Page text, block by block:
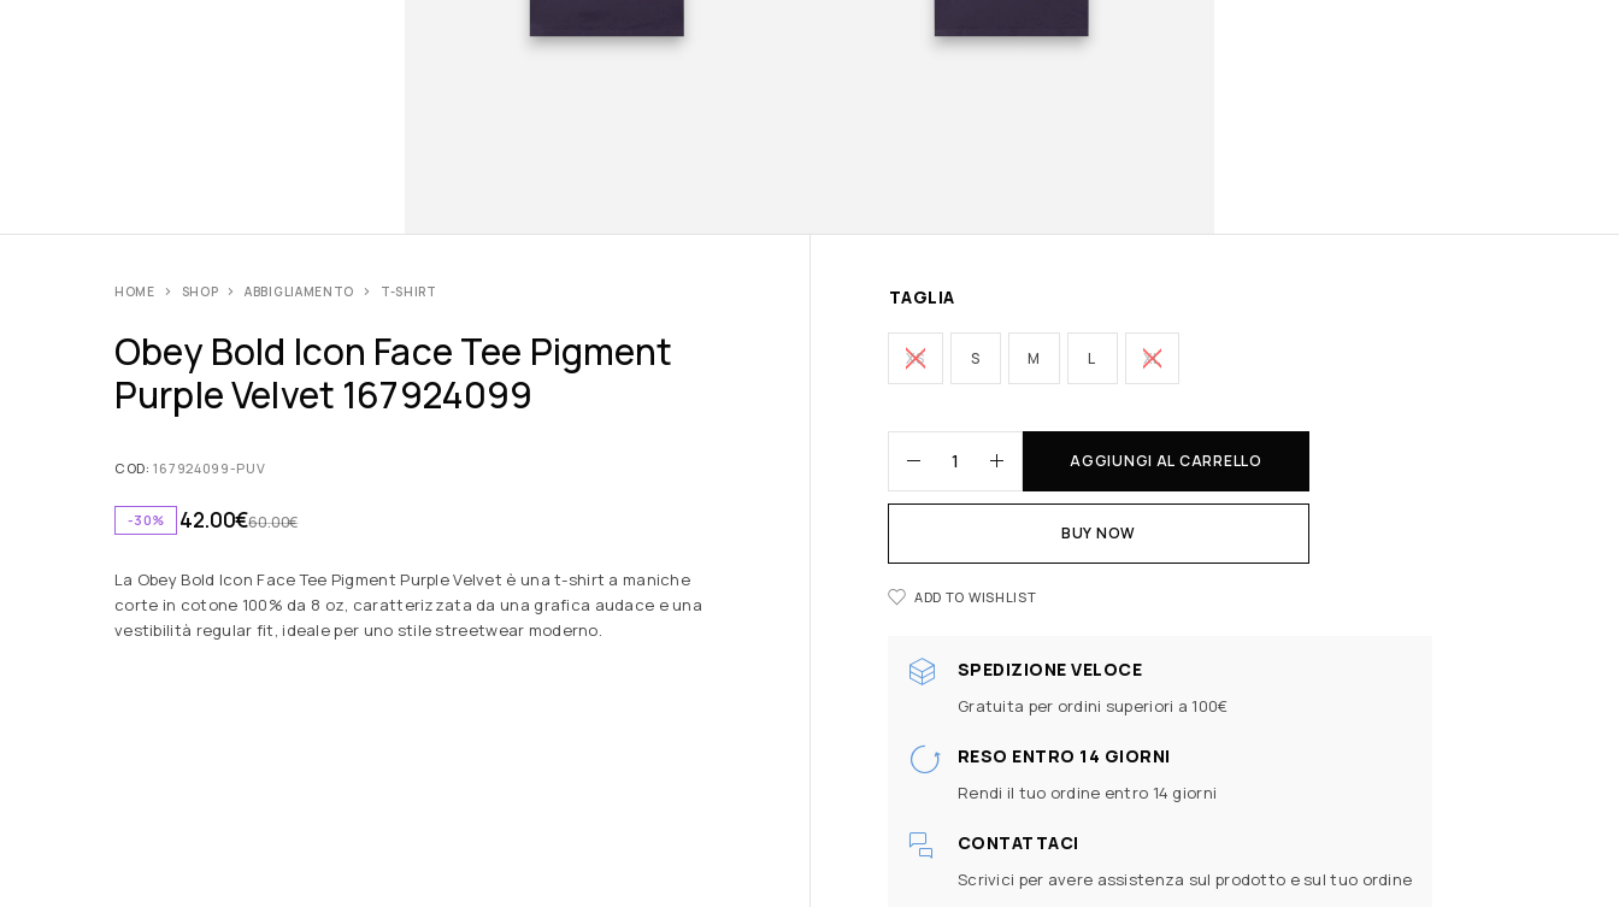
HOME SHOP ABBIGLIAMENTO T-SHIRT
Obey Bold Icon Face Tee Pigment
Purple Velvet 167924099
COD:167924099-PUV
-30% 60.00€
42.00€
La Obey Bold Icon Face Tee Pigment Purple Velvet è una t-shirt a maniche
corte in cotone 100% da 8 oz, caratterizzata da una grafica audace e una
vestibilità regular fit, ideale per uno stile streetwear moderno.
TAGLIA
XS S M L XL
AGGIUNGI AL CARRELLO
BUY NOW
ADD TO WISHLIST
SPEDIZIONE VELOCE
Gratuita per ordini superiori a 100€
RESO ENTRO 14 GIORNI
Rendi il tuo ordine entro 14 giorni
CONTATTACI
Scrivici per avere assistenza sul prodotto e sul tuo ordine